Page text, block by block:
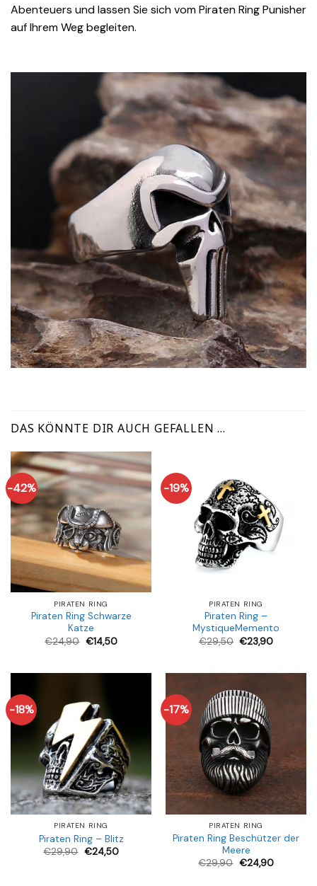
Abenteuers und lassen Sie sich vom Piraten Ring Punisher
auf Ihrem Weg begleiten.
DAS KÖNNTE DIR AUCH GEFALLEN …
-42%
PIRATEN RING
Piraten Ring Schwarze
Katze
€24,90 Ursprünglicher
Preis
€14,50Aktueller
-19%
PIRATEN RING
Piraten Ring –
MystiqueMemento
€29,50 €23,90
-18%
PIRATEN RING
Piraten Ring – Blitz
€29,90 €24,50
-17%
PIRATEN RING
Piraten Ring Beschützer der
Meere
€29,90 €24,90